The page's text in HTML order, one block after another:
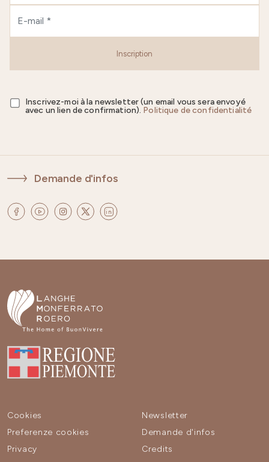
Inscription
Inscrivez-moi à la newsletter (un email vous sera envoyé
avec un lien de confirmation). Politique de confidentialité
Demande d'infos
Cookies
Preferenze cookies
Privacy
Newsletter
Demande d'infos
Credits